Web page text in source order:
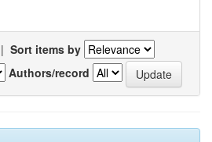
| Sort items by
Authors/record